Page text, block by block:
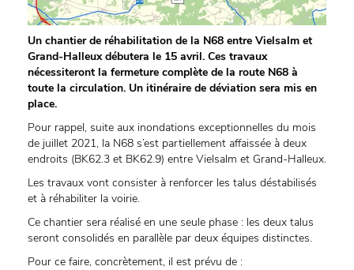
Un chantier de réhabilitation de la N68 entre Vielsalm et
Grand-Halleux débutera le 15 avril. Ces travaux
nécessiteront la fermeture complète de la route N68 à
toute la circulation. Un itinéraire de déviation sera mis en
place.
Pour rappel, suite aux inondations exceptionnelles du mois
de juillet 2021, la N68 s’est partiellement affaissée à deux
endroits (BK62.3 et BK62.9) entre Vielsalm et Grand-Halleux.
Les travaux vont consister à renforcer les talus déstabilisés
et à réhabiliter la voirie.
Ce chantier sera réalisé en une seule phase : les deux talus
seront consolidés en parallèle par deux équipes distinctes.
Pour ce faire, concrètement, il est prévu de :